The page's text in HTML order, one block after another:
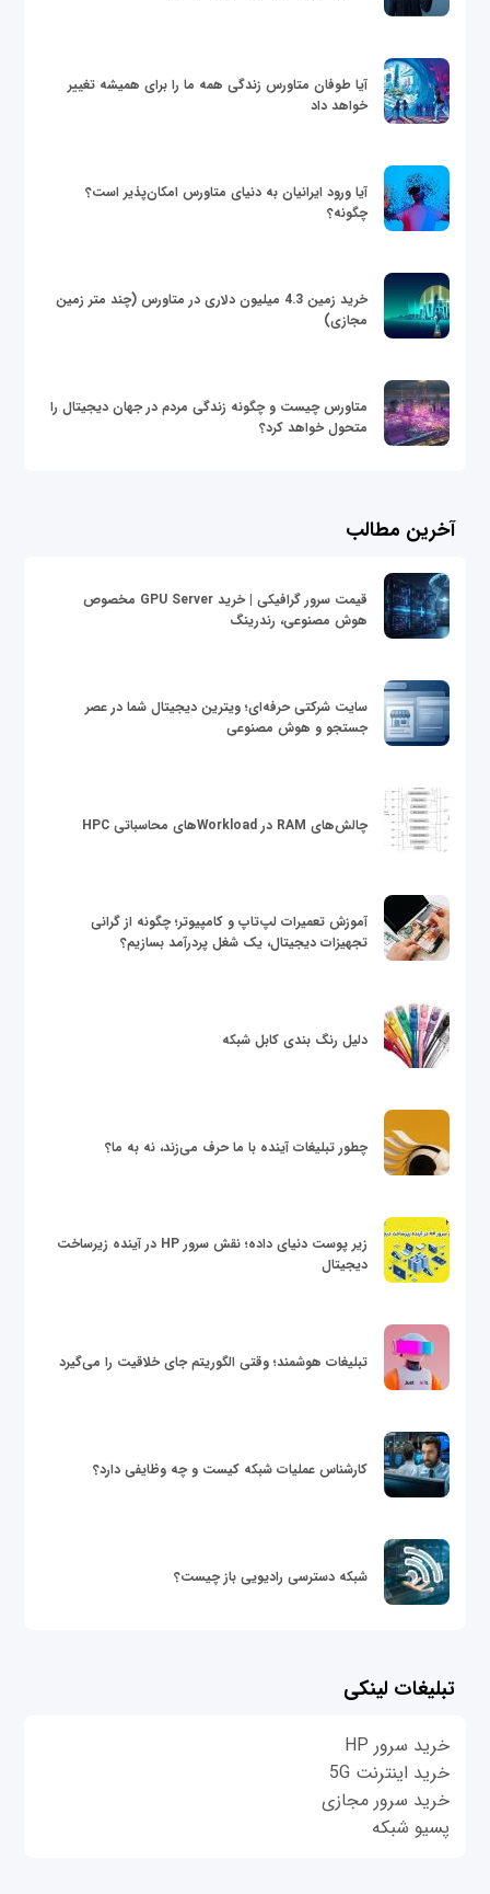
آیا طوفان متاورس زندگی همه ما را برای همیشه تغییر
خواهد داد
آیا ورود ایرانیان به دنیای متاورس امکان‌پذیر است؟
چگونه؟
خرید زمین 4.3 میلیون دلاری در متاورس (چند متر زمین
مجازی)
متاورس چیست و چگونه زندگی مردم در جهان دیجیتال را
متحول خواهد کرد؟
آخرین مطالب
قیمت سرور گرافیکی | خرید GPU Server مخصوص
هوش مصنوعی، رندرینگ
سایت شرکتی حرفه‌ای؛ ویترین دیجیتال شما در عصر
جستجو و هوش مصنوعی
چالش‌های RAM در Workloadهای محاسباتی HPC
آموزش تعمیرات لپ‌تاپ و کامپیوتر؛ چگونه از گرانی
تجهیزات دیجیتال، یک شغل پردرآمد بسازیم؟
دلیل رنگ بندی کابل شبکه
چطور تبلیغات آینده با ما حرف می‌زند، نه به ما؟
زیر پوست دنیای داده؛ نقش سرور HP در آینده زیرساخت
دیجیتال
تبلیغات هوشمند؛ وقتی الگوریتم جای خلاقیت را می‌گیرد
کارشناس عملیات شبکه کیست و چه وظایفی دارد؟
شبکه دسترسی رادیویی باز چیست؟
تبلیغات لینکی
خرید سرور HP
خرید اینترنت 5G
خرید سرور مجازی
پسیو شبکه